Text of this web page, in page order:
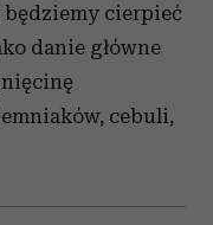
podczas
będziemy cierpieć
danie główne
cebuli,